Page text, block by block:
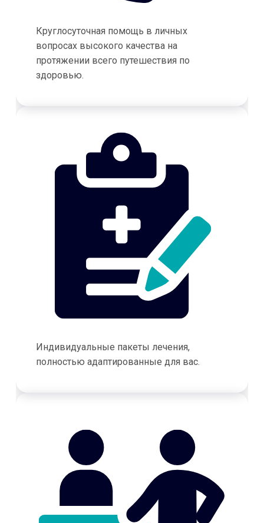
Круглосуточная помощь в личных
вопросах высокого качества на
протяжении всего путешествия по
здоровью.
Индивидуальные пакеты лечения,
полностью адаптированные для вас.